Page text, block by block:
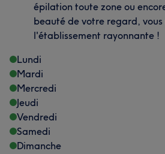
épilation toute zone ou
beauté de votre regard, vous
l'établissement rayonnante !
Lundi
Mardi
Mercredi
Jeudi
Vendredi
Samedi
Dimanche